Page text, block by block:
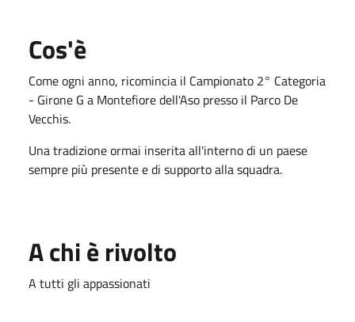
Cos'è
Come ogni anno, ricomincia il Campionato 2° Categoria
- Girone G a Montefiore dell'Aso presso il Parco De
Vecchis.
Una tradizione ormai inserita all'interno di un paese
sempre più presente e di supporto alla squadra.
A chi è rivolto
A tutti gli appassionati